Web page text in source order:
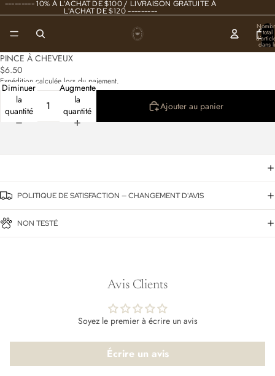
--------- 10% À L'ACHAT DE $100 / LIVRAISON GRATUITE À
L'ACHAT DE $120 ---------
total
dans
PINCE À CHEVEUX
$6.50
Expédition calculée lors du paiement.
Diminuer
la
quantité
Augmenter
la
quantité
Ajouter au panier
POLITIQUE DE SATISFACTION — CHANGEMENT D'AVIS
NON TESTÉ
Avis Clients
Soyez le premier à écrire un avis
Écrire un avis